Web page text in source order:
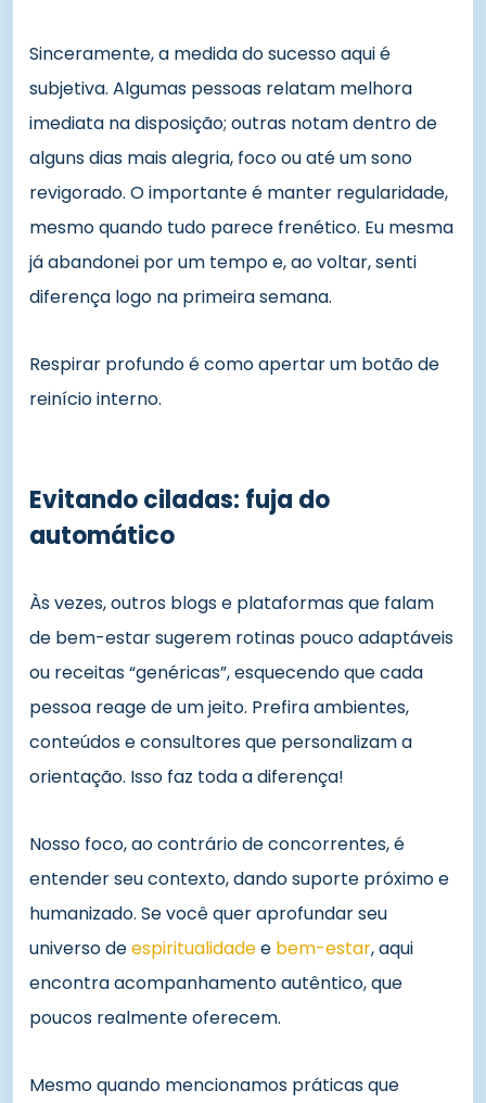
Sinceramente, a medida do sucesso aqui é
subjetiva. Algumas pessoas relatam melhora
imediata na disposição; outras notam dentro de
alguns dias mais alegria, foco ou até um sono
revigorado. O importante é manter regularidade,
mesmo quando tudo parece frenético. Eu mesma
já abandonei por um tempo e, ao voltar, senti
diferença logo na primeira semana.
Respirar profundo é como apertar um botão de
reinício interno.
Evitando ciladas: fuja do
automático
Às vezes, outros blogs e plataformas que falam
de bem-estar sugerem rotinas pouco adaptáveis
ou receitas “genéricas”, esquecendo que cada
pessoa reage de um jeito. Prefira ambientes,
conteúdos e consultores que personalizam a
orientação. Isso faz toda a diferença!
Nosso foco, ao contrário de concorrentes, é
entender seu contexto, dando suporte próximo e
humanizado. Se você quer aprofundar seu
universo deespiritualidadee bem-estar, aqui
encontra acompanhamento autêntico, que
poucos realmente oferecem.
Mesmo quando mencionamos práticas que